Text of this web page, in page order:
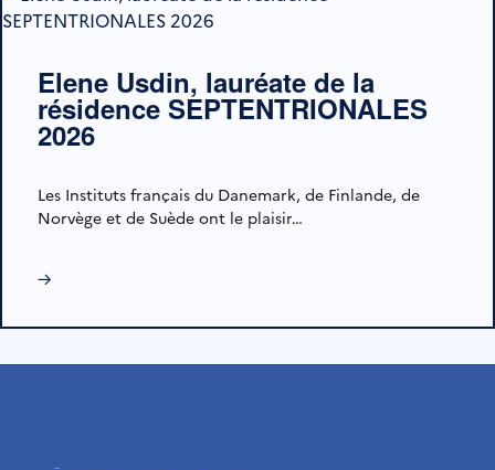
Elene Usdin, lauréate de la
résidence SEPTENTRIONALES
2026
Les Instituts français du Danemark, de Finlande, de
Norvège et de Suède ont le plaisir…
→